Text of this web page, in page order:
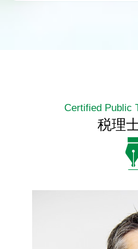
Certified Public
税理